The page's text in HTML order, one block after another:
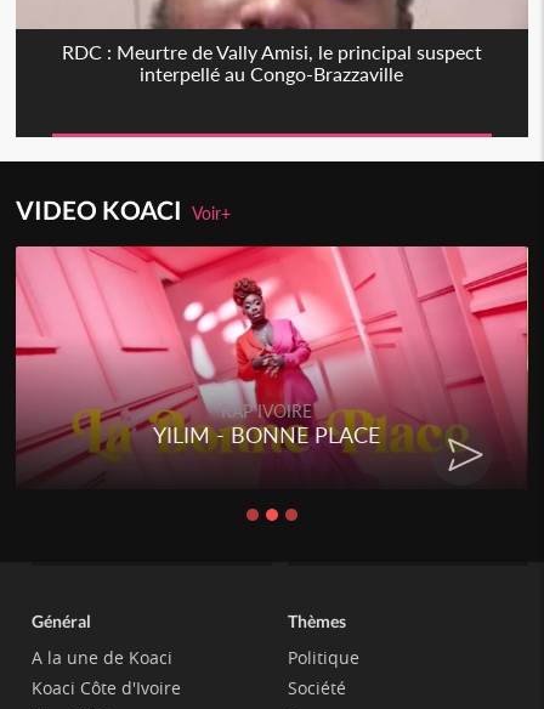
RDC : Meurtre de Vally Amisi, le principal suspect
interpellé au Congo-Brazzaville
VIDEO KOACIVoir+
RAP IVOIRE
YILIM - BONNE PLACE
Général
A la une de Koaci
Koaci Côte d'Ivoire
Thèmes
Politique
Société